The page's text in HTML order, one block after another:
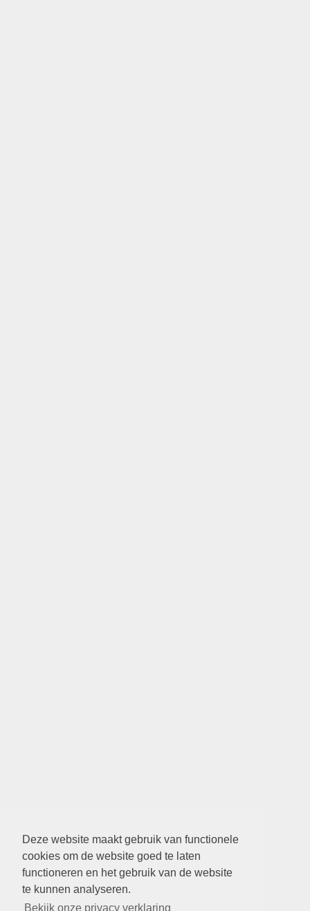
Deze website maakt gebruik van functionele
cookies om de website goed te laten
functioneren en het gebruik van de website
te kunnen analyseren.
Bekijk onze privacy verklaring